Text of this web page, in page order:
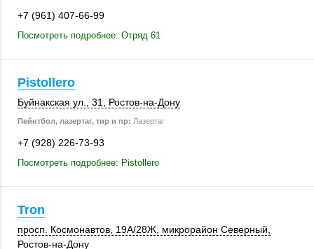
+7 (961) 407-66-99
Посмотреть подробнее: Отряд 61
Pistollero
Буйнакская ул., 31 Ростов-на-Дону
Пейнтбол, лазертаг, тир и пр: Лазертаг
+7 (928) 226-73-93
Посмотреть подробнее: Pistollero
Tron
просп. Космонавтов 19А/28Ж микрорайон Северный
Ростов-на-Дону